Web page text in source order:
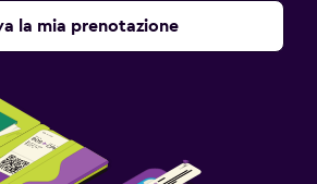
la mia prenotazione